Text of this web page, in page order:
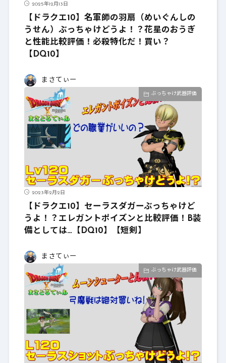
2025年12月13日
【ドラクエ10】名軍師の羽扇（めいぐんしの
うせん）ぶっちゃけどうよ！？花星のおうぎ
と性能比較評価！必殺特化だ！買い？
【DQ10】
まさてぃー
ぶっちゃけ武器評価
2023年2月2日
【ドラクエ10】セーラスダガーぶっちゃけど
うよ！？エレガントポイズンと比較評価！B装
備としては…【DQ10】【短剣】
まさてぃー
ぶっちゃけ武器評価